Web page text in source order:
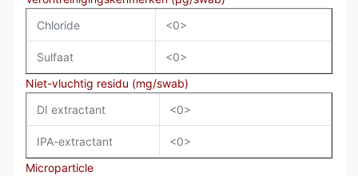
Chloride
<0>
Sulfaat
<0>
Niet-vluchtig residu (mg/swab)
DI extractant
<0>
IPA-extractant
<0>
Microparticle